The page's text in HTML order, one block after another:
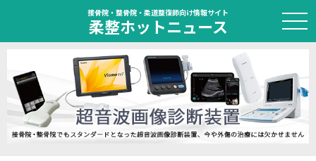
接骨院・整骨院・柔道整復師向け情報サイト
柔整ホットニュース
HOME
トピック